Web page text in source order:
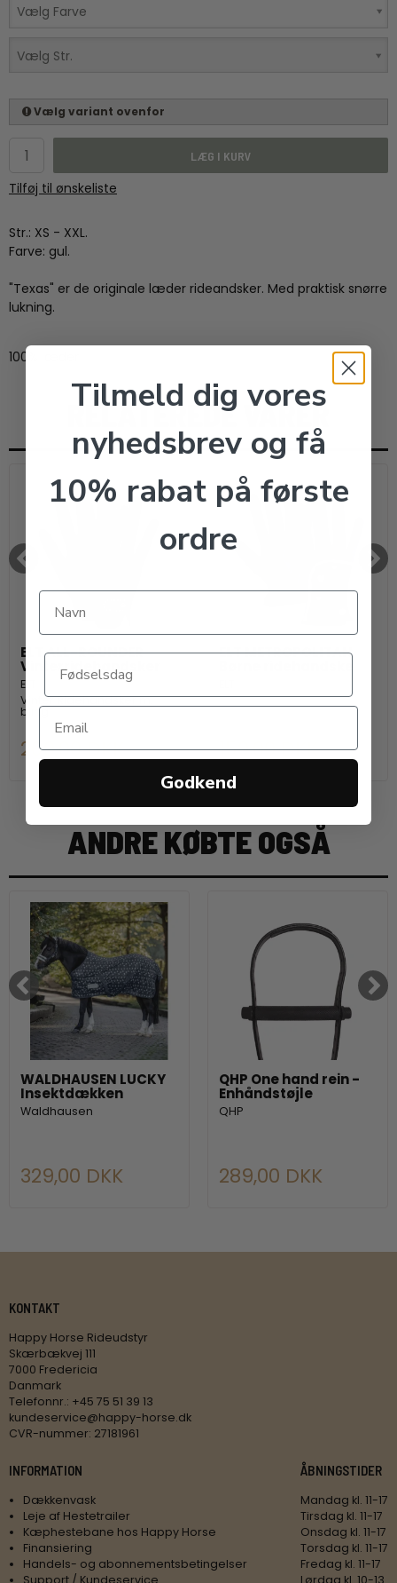
Vælg Farve
Vælg Str.
Vælg variant ovenfor
LÆG I KURV
Tilføj til ønskeliste
Str.: XS - XXL.
Farve: gul.
"Texas" er de originale læder rideandsker. Med praktisk snørre
lukning.
100% læder
RELATEREDE VARER
ELT ALL-ROUNDER
Vinterridehandsker
ELT
Vinter Ridehandsker m.
bling
209,00 DKK
ELT METROPOLITAN
159,00 DKK
ANDRE KØBTE OGSÅ
WALDHAUSEN LUCKY
Insektdækken
Waldhausen
329,00 DKK
QHP One hand rein -
Enhåndstøjle
QHP
289,00 DKK
KONTAKT
Happy Horse Rideudstyr
Skærbækvej 111
7000 Fredericia
Danmark
Telefonnr.: +45 75 51 39 13
kundeservice@happy-horse.dk
CVR-nummer: 27181961
INFORMATION
Dækkenvask
Leje af Hestetrailer
Kæphestebane hos Happy Horse
Finansiering
Handels- og abonnementsbetingelser
Support / Kundeservice
ÅBNINGSTIDER
Mandag kl. 11-17
Tirsdag kl. 11-17
Onsdag kl. 11-17
Torsdag kl. 11-17
Fredag kl. 11-17
Lørdag kl. 10-13
Tilmeld dig vores
nyhedsbrev og få
10% rabat på første
ordre
Godkend